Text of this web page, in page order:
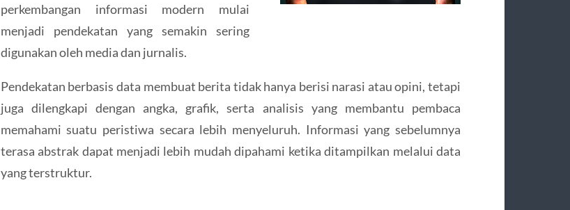
perkembangan informasi modern mulai
menjadi pendekatan yang semakin sering
digunakan oleh media dan jurnalis.
Pendekatan berbasis data membuat berita tidak hanya berisi narasi atau opini, tetapi
juga dilengkapi dengan angka, grafik, serta analisis yang membantu pembaca
memahami suatu peristiwa secara lebih menyeluruh. Informasi yang sebelumnya
terasa abstrak dapat menjadi lebih mudah dipahami ketika ditampilkan melalui data
yang terstruktur.